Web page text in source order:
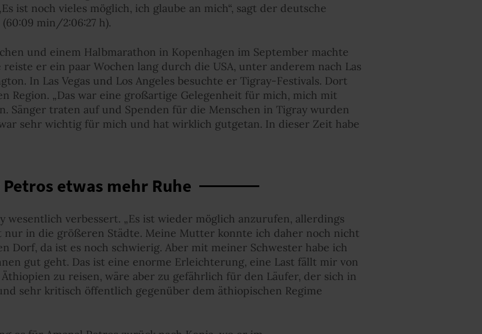
ist noch vieles möglich, ich glaube an mich“, sagt der deutsche
min/2:06:27 h).
und einem Halbmarathon in Kopenhagen im September machte
er ein paar Wochen lang durch die USA, unter anderem nach Las
In Las Vegas und Los Angeles besuchte er Tigray-Festivals. Dort
Region. „Das war eine großartige Gelegenheit für mich, mich mit
Sänger traten auf und Spenden für die Menschen in Tigray wurden
war sehr wichtig für mich und hat wirklich gutgetan. In dieser Zeit habe
etwas mehr Ruhe
wesentlich verbessert. „Es ist wieder möglich anzurufen, allerdings
nur in die größeren Städte. Meine Mutter konnte ich daher noch nicht
Dorf, da ist es noch schwierig. Aber mit meiner Schwester habe ich
gut geht. Das ist eine enorme Erleichterung, eine Last fällt mir von
Äthiopien zu reisen, wäre aber zu gefährlich für den Läufer, der sich in
sehr kritisch öffentlich gegenüber dem äthiopischen Regime